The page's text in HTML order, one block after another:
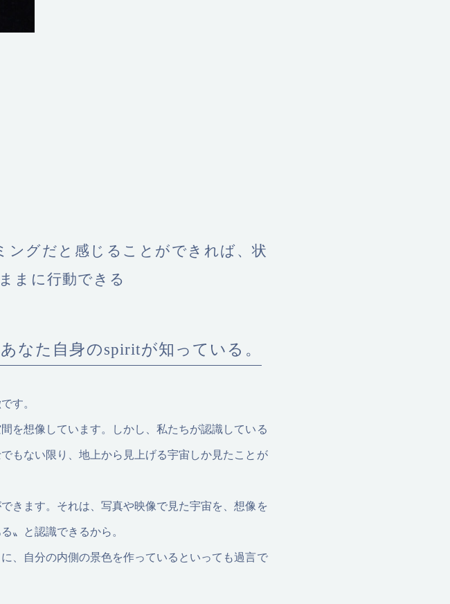
グだと感じることができれば、状
まに行動できる
なた自身のspiritが知っている。
す。
を想像しています。しかし、私たちが認識している
もない限り、地上から見上げる宇宙しか見たことが
きます。それは、写真や映像で見た宇宙を、想像を
〟と認識できるから。
、自分の内側の景色を作っているといっても過言で